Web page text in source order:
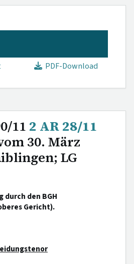
PDF-Download
11 2 AR 28/11
30. März
LG
den BGH
Gericht).